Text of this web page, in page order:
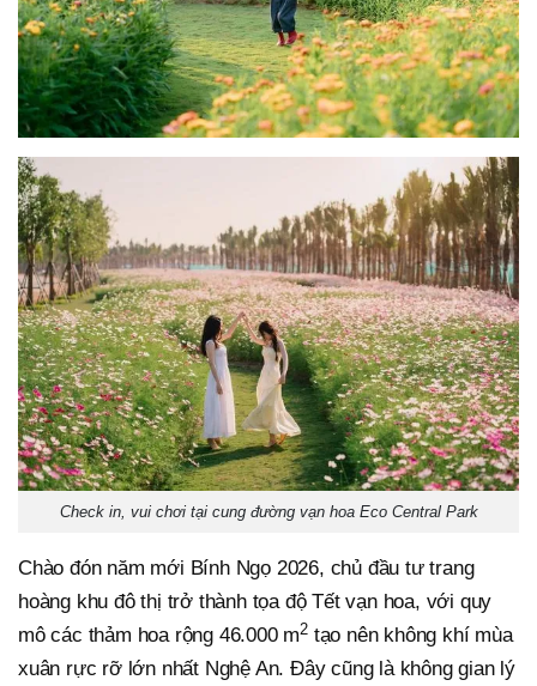
Check in, vui chơi tại cung đường vạn hoa Eco Central Park
Chào đón năm mới Bính Ngọ 2026, chủ đầu tư trang
hoàng khu đô thị trở thành tọa độ Tết vạn hoa, với quy
mô các thảm hoa rộng 46.000 m2 tạo nên không khí mùa
xuân rực rỡ lớn nhất Nghệ An. Đây cũng là không gian lý